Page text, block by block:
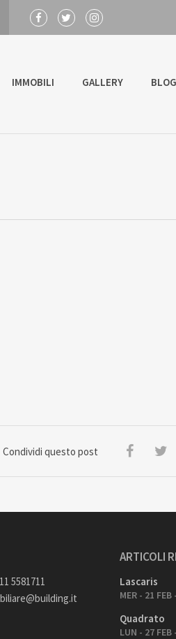
IMMOBILI GALLERY BLOG
Condividi questo post
5581711
ARTICOLI
Lascaris
MER - 21 FEB
Quadrato
LUN - 27 FEB